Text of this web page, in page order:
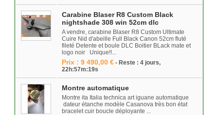
Carabine Blaser R8 Custom Black
nightshade 308 win 52cm dlc
A vendre, carabine Blaser R8 Custom Ultimate
Cuire Nid d'abeille Full Black Canon 52cm fluté
fileté Detente et boule DLC Boitier BLack mate et
logo noir Unique!!...
Prix : 9 490,00 € - Reste : 4 jours,
22h:57m:19s
Montre automatique
Montre ita Italia technica art iguane automatique
dateur étanche modèle Casanova très bon état
bracelet cuir boucle déployante ...